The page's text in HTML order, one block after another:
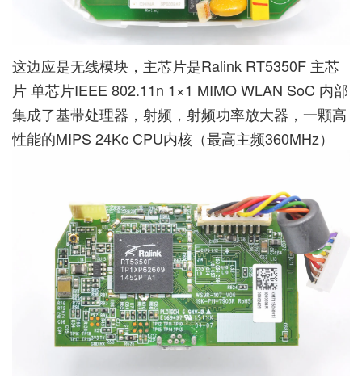
这边应是无线模块，主芯片是Ralink RT5350F 主芯
片 单芯片IEEE 802.11n 1×1 MIMO WLAN SoC 内部
集成了基带处理器，射频，射频功率放大器，一颗高
性能的MIPS 24Kc CPU内核（最高主频360MHz）